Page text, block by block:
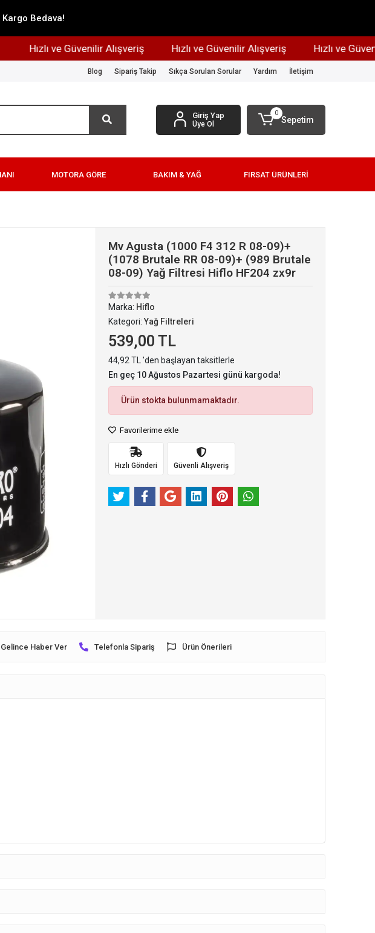
Kargo Bedava!
Hızlı ve Güvenilir Alışveriş Hızlı ve Güvenilir Alışveriş Hızlı ve Güvenilir
Blog Sipariş Takip Sıkça Sorulan Sorular Yardım İletişim
Giriş Yap
Üye Ol
0
Sepetim
MOTORA GÖRE BAKIM & YAĞ FIRSAT ÜRÜNLERİ
Mv Agusta (1000 F4 312 R 08-09)+
(1078 Brutale RR 08-09)+ (989 Brutale
08-09) Yağ Filtresi Hiflo HF204 zx9r
Marka: Hiflo
Kategori:Yağ Filtreleri
539,00 TL
44,92 TL 'den başlayan taksitlerle
En geç 10 Ağustos Pazartesi günü kargoda!
Ürün stokta bulunmamaktadır.
Favorilerime ekle
Hızlı Gönderi Güvenli Alışveriş
Gelince Haber Ver Telefonla Sipariş Ürün Önerileri